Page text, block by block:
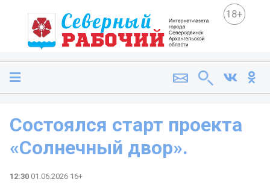
18+
Состоялся старт проекта
«Солнечный двор».
12:30 01.06.2026 16+